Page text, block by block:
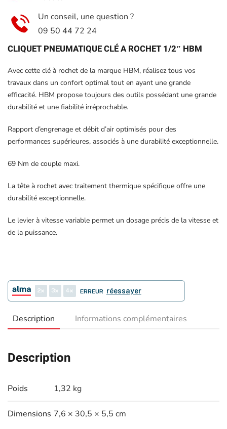
et
rallonge
Un conseil, une question ?
09 50 44 72 24
CLIQUET PNEUMATIQUE CLÉ A ROCHET 1/2″ HBM
Avec cette clé à rochet de la marque HBM, réalisez tous vos
travaux dans un confort optimal tout en ayant une grande
efficacité. HBM propose toujours des outils possédant une grande
durabilité et une fiabilité irréprochable.
Rapport d’engrenage et débit d’air optimisés pour des
performances supérieures, associés à une durabilité exceptionnelle.
69 Nm de couple maxi.
La tête à rochet avec traitement thermique spécifique offre une
durabilité exceptionnelle.
Le levier à vitesse variable permet un dosage précis de la vitesse et
de la puissance.
2 3 4 ERREUR réessayer
Description Informations complémentaires
Description
Poids 1,32 kg
Dimensions 7,6 × 30,5 × 5,5 cm